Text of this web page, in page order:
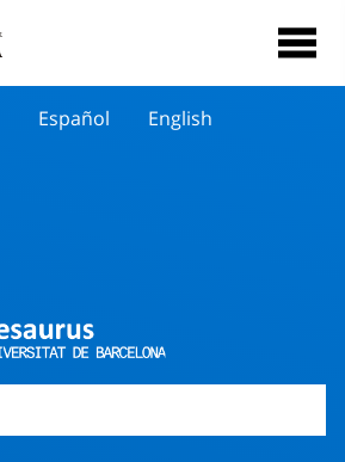
Español English